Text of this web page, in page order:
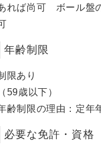
れば尚可 ボール盤
年齢制限
限あり
（59歳以下）
齢制限の理由：定年
必要な免許・資格